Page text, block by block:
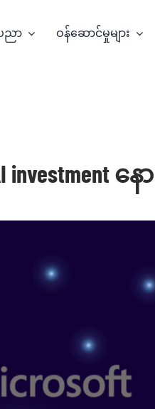
ညာ ဝန်ဆောင်မှုများ
investment